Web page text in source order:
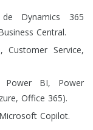
de Dynamics 365
Central.
Customer Service,
Power BI, Power
Office 365).
Copilot.